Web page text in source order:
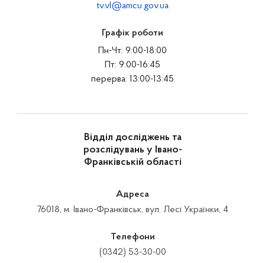
tv.vl@amcu.gov.ua
Графік роботи
Пн-Чт: 9:00-18:00
Пт: 9:00-16:45
перерва: 13:00-13:45
Відділ досліджень та
розслідувань у Івано-
Франківській області
Адреса
76018, м. Івано-Франківськ, вул. Лесі Українки, 4
Телефони
(0342) 53-30-00